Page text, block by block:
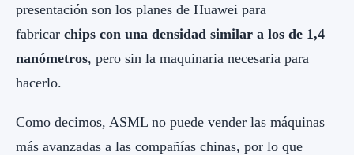
presentación son los planes de Huawei para
fabricar chips con una densidad similar a los de 1,4
nanómetros, pero sin la maquinaria necesaria para
hacerlo.
Como decimos, ASML no puede vender las máquinas
más avanzadas a las compañías chinas, por lo que